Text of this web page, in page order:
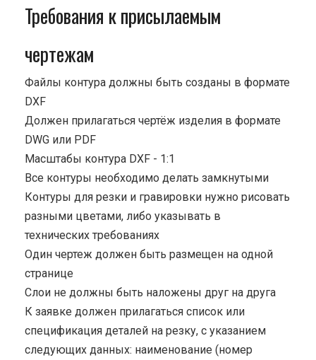
Требования к присылаемым
чертежам
Файлы контура должны быть созданы в формате
DXF
Должен прилагаться чертёж изделия в формате
DWG или PDF
Масштабы контура DXF - 1:1
Все контуры необходимо делать замкнутыми
Контуры для резки и гравировки нужно рисовать
разными цветами, либо указывать в
технических требованиях
Один чертеж должен быть размещен на одной
странице
Cлои не должны быть наложены друг на друга
К заявке должен прилагаться список или
спецификация деталей на резку, с указанием
следующих данных: наименование (номер